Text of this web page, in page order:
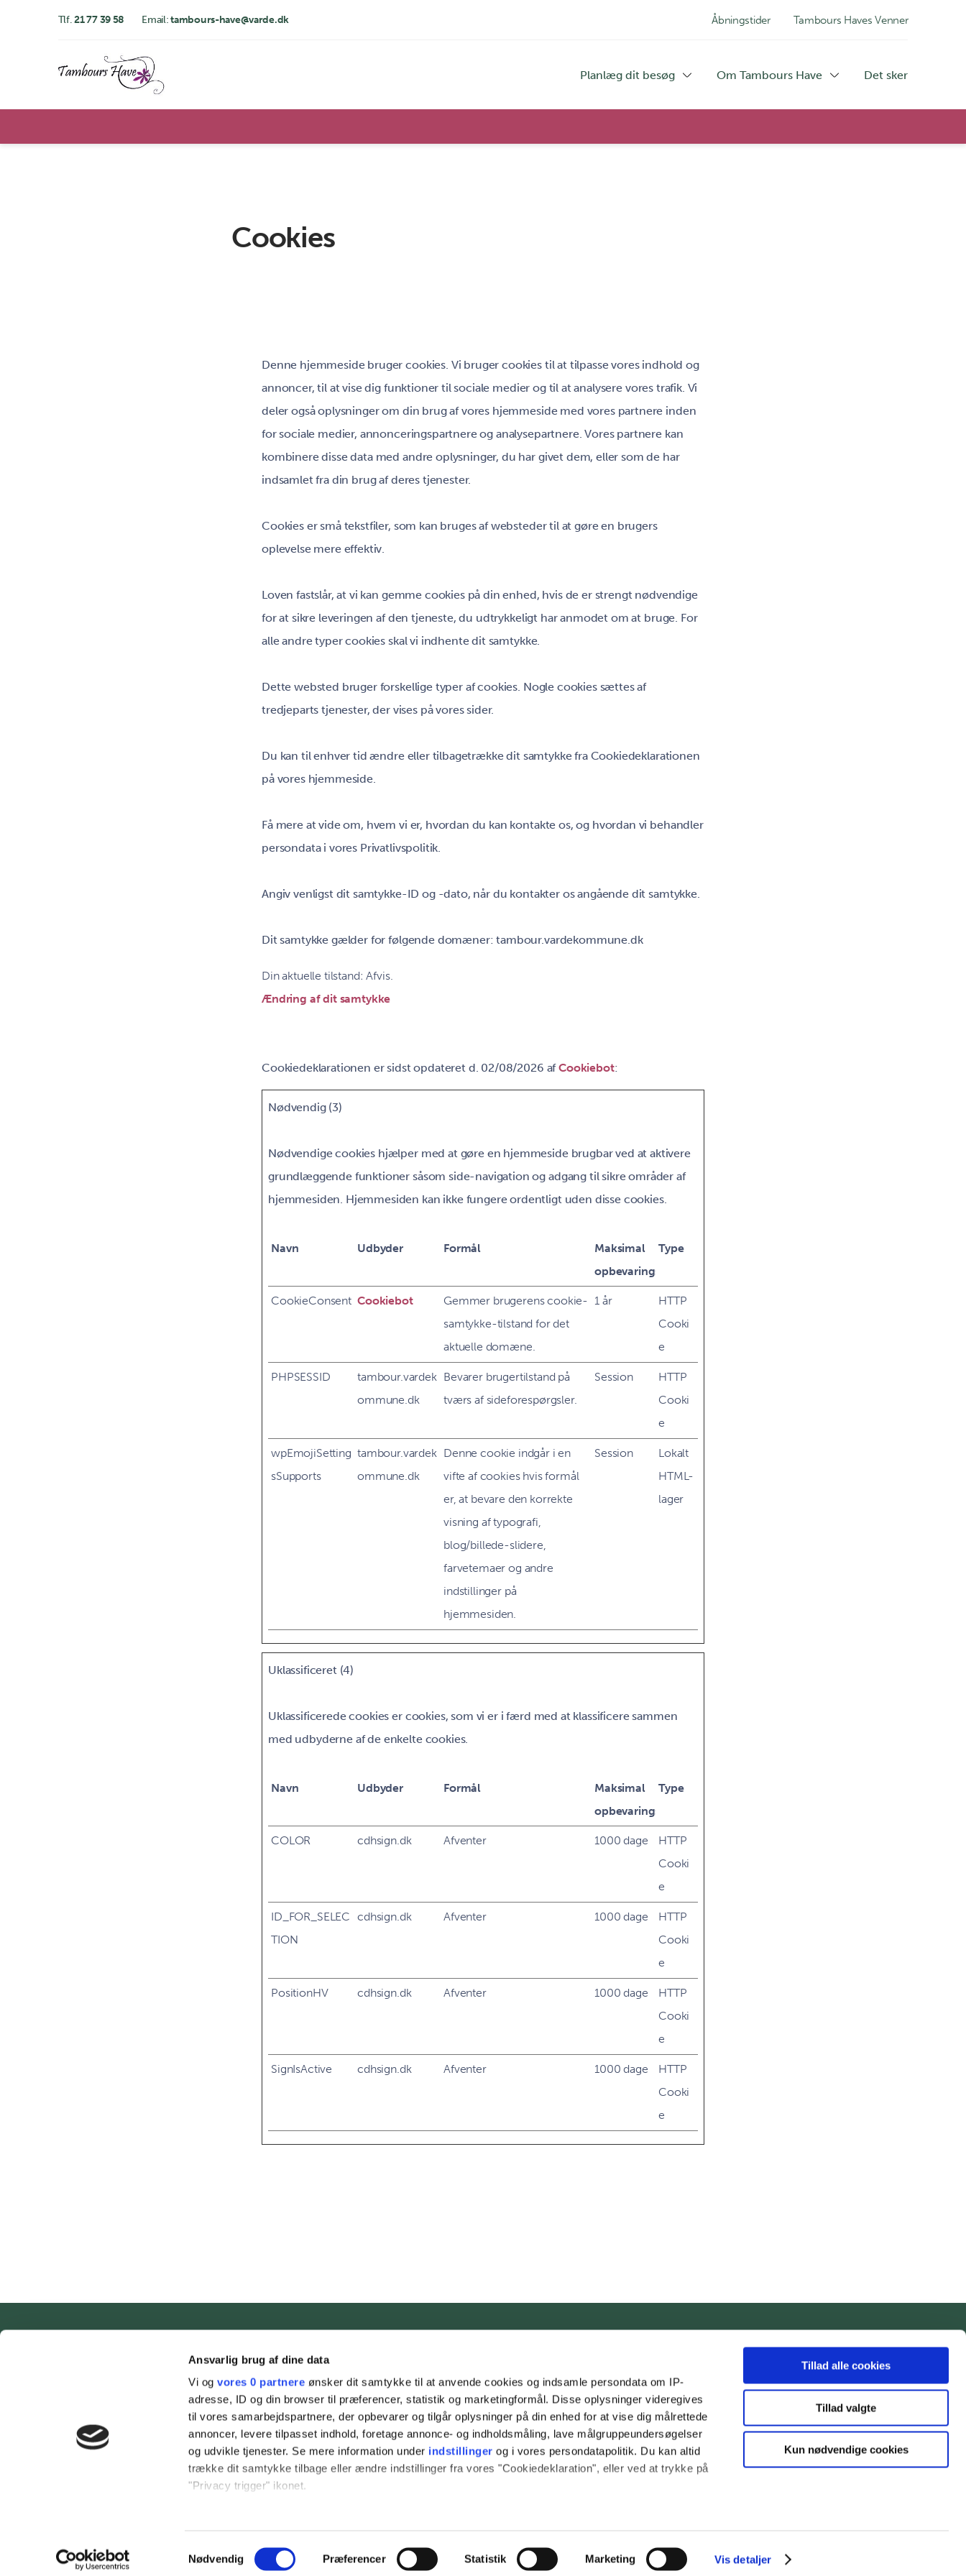
Ansvarlig brug af dine data
Vi ogvores 0 partnere ønsker dit samtykke til at anvende cookies og indsamle persondata om IP-
adresse, ID og din browser til præferencer, statistik og marketingformål. Disse oplysninger videregives
til vores samarbejdspartnere, der opbevarer og tilgår oplysninger på din enhed for at vise dig målrettede
annoncer, levere tilpasset indhold, foretage annonce- og indholdsmåling, lave målgruppeundersøgelser
og udvikle tjenester. Se mere information under indstillinger og i vores persondatapolitik. Du kan altid
trække dit samtykke tilbage eller ændre indstillinger fra vores "Cookiedeklaration", eller ved at trykke på
"Privacy trigger" ikonet.
Identificere din enhed baseret på en scanning af dens unikke karakteristika (fingerprinting)
Samtykkevalg
Nødvendig Præferencer Statistik Marketing Vis detaljer
Tillad alle cookies
Tillad valgte
Kun nødvendige cookies
Tlf.21 77 39 58 Email:tambours-have@varde.dk Åbningstider Tambours Haves Venner
Planlæg dit besøg Om Tambours Have Det sker
Cookies
Denne hjemmeside bruger cookies. Vi bruger cookies til at tilpasse vores indhold og
annoncer, til at vise dig funktioner til sociale medier og til at analysere vores trafik. Vi
deler også oplysninger om din brug af vores hjemmeside med vores partnere inden
for sociale medier, annonceringspartnere og analysepartnere. Vores partnere kan
kombinere disse data med andre oplysninger, du har givet dem, eller som de har
indsamlet fra din brug af deres tjenester.
Cookies er små tekstfiler, som kan bruges af websteder til at gøre en brugers
oplevelse mere effektiv.
Loven fastslår, at vi kan gemme cookies på din enhed, hvis de er strengt nødvendige
for at sikre leveringen af den tjeneste, du udtrykkeligt har anmodet om at bruge. For
alle andre typer cookies skal vi indhente dit samtykke.
Dette websted bruger forskellige typer af cookies. Nogle cookies sættes af
tredjeparts tjenester, der vises på vores sider.
Du kan til enhver tid ændre eller tilbagetrække dit samtykke fra Cookiedeklarationen
på vores hjemmeside.
Få mere at vide om, hvem vi er, hvordan du kan kontakte os, og hvordan vi behandler
persondata i vores Privatlivspolitik.
Angiv venligst dit samtykke-ID og -dato, når du kontakter os angående dit samtykke.
Dit samtykke gælder for følgende domæner: tambour.vardekommune.dk
Din aktuelle tilstand: Afvis.
Ændring af dit samtykke
Cookiedeklarationen er sidst opdateret d. 02/08/2026 afCookiebot:
Nødvendig (3)
Nødvendige cookies hjælper med at gøre en hjemmeside brugbar ved at aktivere
grundlæggende funktioner såsom side-navigation og adgang til sikre områder af
hjemmesiden. Hjemmesiden kan ikke fungere ordentligt uden disse cookies.
Navn Udbyder Formål
Maksimal
opbevaringstid
Type
CookieConsent Cookiebot
Gemmer brugerens cookie-
samtykke-tilstand for det
aktuelle domæne.
1 år
HTTP
Cooki
e
PHPSESSID
tambour.vardek
ommune.dk
Bevarer brugertilstand på
tværs af sideforespørgsler.
Session
HTTP
Cooki
e
wpEmojiSetting
sSupports
tambour.vardek
ommune.dk
Denne cookie indgår i en
vifte af cookies hvis formål
er, at bevare den korrekte
visning af typografi,
blog/billede-slidere,
farvetemaer og andre
indstillinger på
hjemmesiden.
Session
Lokalt
HTML-
lager
Uklassificeret (4)
Uklassificerede cookies er cookies, som vi er i færd med at klassificere sammen
med udbyderne af de enkelte cookies.
Navn Udbyder Formål
Maksimal
opbevaringstid
Type
COLOR cdhsign.dk Afventer 1000 dage
HTTP
Cooki
e
ID_FOR_SELEC
TION
cdhsign.dk Afventer 1000 dage
HTTP
Cooki
e
PositionHV cdhsign.dk Afventer 1000 dage
HTTP
Cooki
e
SignIsActive cdhsign.dk Afventer 1000 dage
HTTP
Cooki
e
Bredmosevej 21
6800 Varde
Tlf. 21 77 39 58
Email: tambours-have@varde.dk
Om Tambours Have
Det sker
Planlæg dit besøg
Tambours Haves Venner
Copyright © Tambours Have - CVR: 29189811 Cookies Privatlivspolitik Tilgængelighedserklæring